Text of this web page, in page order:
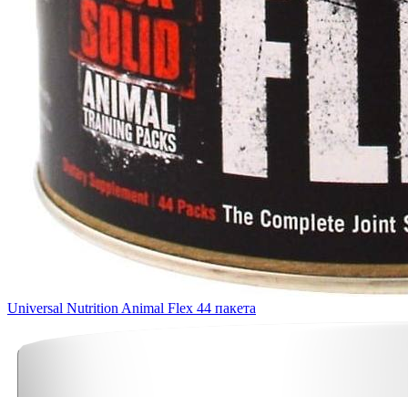
Universal Nutrition Animal Flex 44 пакета